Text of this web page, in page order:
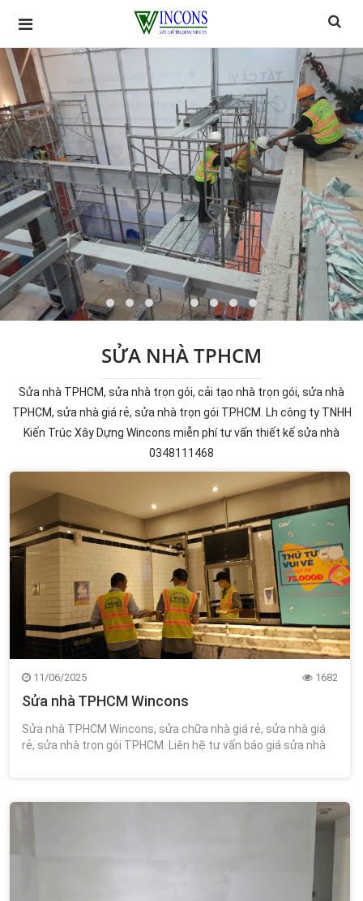
SỬA NHÀ TPHCM
Sửa nhà TPHCM, sửa nhà trọn gói, cải tạo nhà trọn gói, sửa nhà
TPHCM, sửa nhà giá rẻ, sửa nhà trọn gói TPHCM. Lh công ty TNHH
Kiến Trúc Xây Dựng Wincons miễn phí tư vấn thiết kế sửa nhà
0348111468
11/06/2025 1682
Sửa nhà TPHCM Wincons
Sửa nhà TPHCM Wincons, sửa chữa nhà giá rẻ, sửa nhà giá
rẻ, sửa nhà trọn gói TPHCM. Liên hệ tư vấn báo giá sửa nhà